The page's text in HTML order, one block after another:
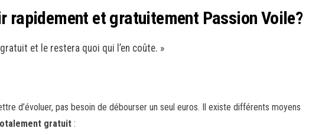
rapidement et gratuitement Passion Voile?
et le restera quoi qui l’en coûte. »
d’évoluer, pas besoin de débourser un seul euros. Il existe différents moyens
gratuit :